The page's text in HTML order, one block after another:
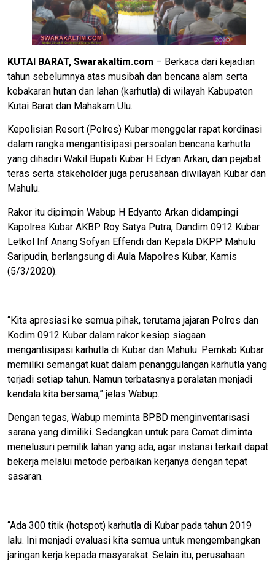
KUTAI BARAT, Swarakaltim.com – Berkaca dari kejadian
tahun sebelumnya atas musibah dan bencana alam serta
kebakaran hutan dan lahan (karhutla) di wilayah Kabupaten
Kutai Barat dan Mahakam Ulu.
Kepolisian Resort (Polres) Kubar menggelar rapat kordinasi
dalam rangka mengantisipasi persoalan bencana karhutla
yang dihadiri Wakil Bupati Kubar H Edyan Arkan, dan pejabat
teras serta stakeholder juga perusahaan diwilayah Kubar dan
Mahulu.
Rakor itu dipimpin Wabup H Edyanto Arkan didampingi
Kapolres Kubar AKBP Roy Satya Putra, Dandim 0912 Kubar
Letkol Inf Anang Sofyan Effendi dan Kepala DKPP Mahulu
Saripudin, berlangsung di Aula Mapolres Kubar, Kamis
(5/3/2020).
“Kita apresiasi ke semua pihak, terutama jajaran Polres dan
Kodim 0912 Kubar dalam rakor kesiap siagaan
mengantisipasi karhutla di Kubar dan Mahulu. Pemkab Kubar
memiliki semangat kuat dalam penanggulangan karhutla yang
terjadi setiap tahun. Namun terbatasnya peralatan menjadi
kendala kita bersama,” jelas Wabup.
Dengan tegas, Wabup meminta BPBD menginventarisasi
sarana yang dimiliki. Sedangkan untuk para Camat diminta
menelusuri pemilik lahan yang ada, agar instansi terkait dapat
bekerja melalui metode perbaikan kerjanya dengan tepat
sasaran.
“Ada 300 titik (hotspot) karhutla di Kubar pada tahun 2019
lalu. Ini menjadi evaluasi kita semua untuk mengembangkan
jaringan kerja kepada masyarakat. Selain itu, perusahaan